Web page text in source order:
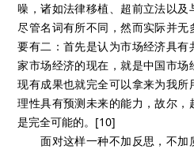
噪，诸如法律移植、超前立法以及
尽管名词有所不同，然而实际并
要有二：首先是认为市场经济具
家市场经济的现在，就是中国市
现有成果也就完全可以拿来为我
理性具有预测未来的能力，故尔
是完全可能的。[10]
面对这样一种不加反思，不加